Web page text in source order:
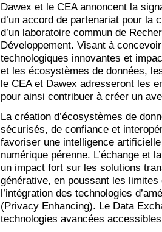
Dawex et le CEA annoncent la
d’un accord de partenariat pour la
d’un laboratoire commun de
Développement. Visant à
technologiques innovantes et
et les écosystèmes de données,
le CEA et Dawex adresseront les
pour ainsi contribuer à créer un
La création d’écosystèmes de
sécurisés, de confiance et
favoriser une intelligence
numérique pérenne. L’échange et
un impact fort sur les solutions
générative, en poussant les limites
l’intégration des technologies
(Privacy Enhancing). Le Data
technologies avancées